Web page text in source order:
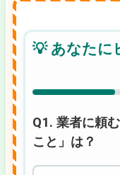
💡 あなたに
Q1. 業者に頼
こと」は？